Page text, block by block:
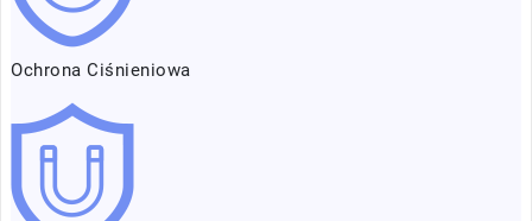
Ochrona Ciśnieniowa